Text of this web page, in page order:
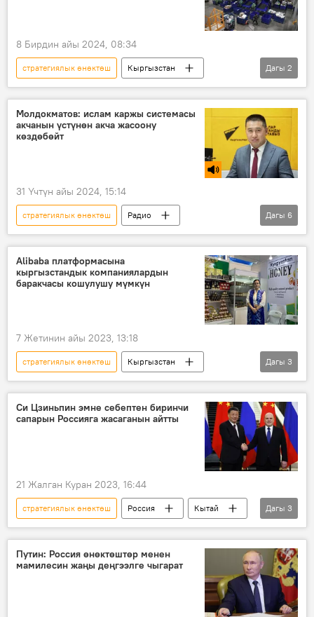
8 Бирдин айы 2024, 08:34
стратегиялык өнөктөш
Кыргызстан
айыл чарба
логистикалык борбор
Дагы 2
Молдокматов: ислам каржы системасы
акчанын үстүнөн акча жасоону
көздөбөйт
31 Үчтүн айы 2024, 15:14
стратегиялык өнөктөш
Радио
Экономика
ислам
каржы системасы
Асылбек Молдокматов
банк
насыя пайыз
Дагы 6
Alibaba платформасына
кыргызстандык компаниялардын
баракчасы кошулушу мүмкүн
7 Жетинин айы 2023, 13:18
стратегиялык өнөктөш
Кыргызстан
Кытай
көргөзмө продукция
Дагы 3
Си Цзиньпин эмне себептен биринчи
сапарын Россияга жасаганын айтты
21 Жалган Куран 2023, 16:44
стратегиялык өнөктөш Россия
Кытай
Михаил Мишустин
жолугушуу
Си Цзиньпин
Дагы 3
Путин: Россия өнөктөштөр менен
мамилесин жаңы деңгээлге чыгарат